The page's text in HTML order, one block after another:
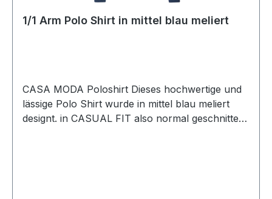
1/1 Arm Polo Shirt in mittel blau meliert
CASA MODA Poloshirt Dieses hochwertige und
lässige Polo Shirt wurde in mittel blau meliert
designt. in CASUAL FIT also normal geschnitten